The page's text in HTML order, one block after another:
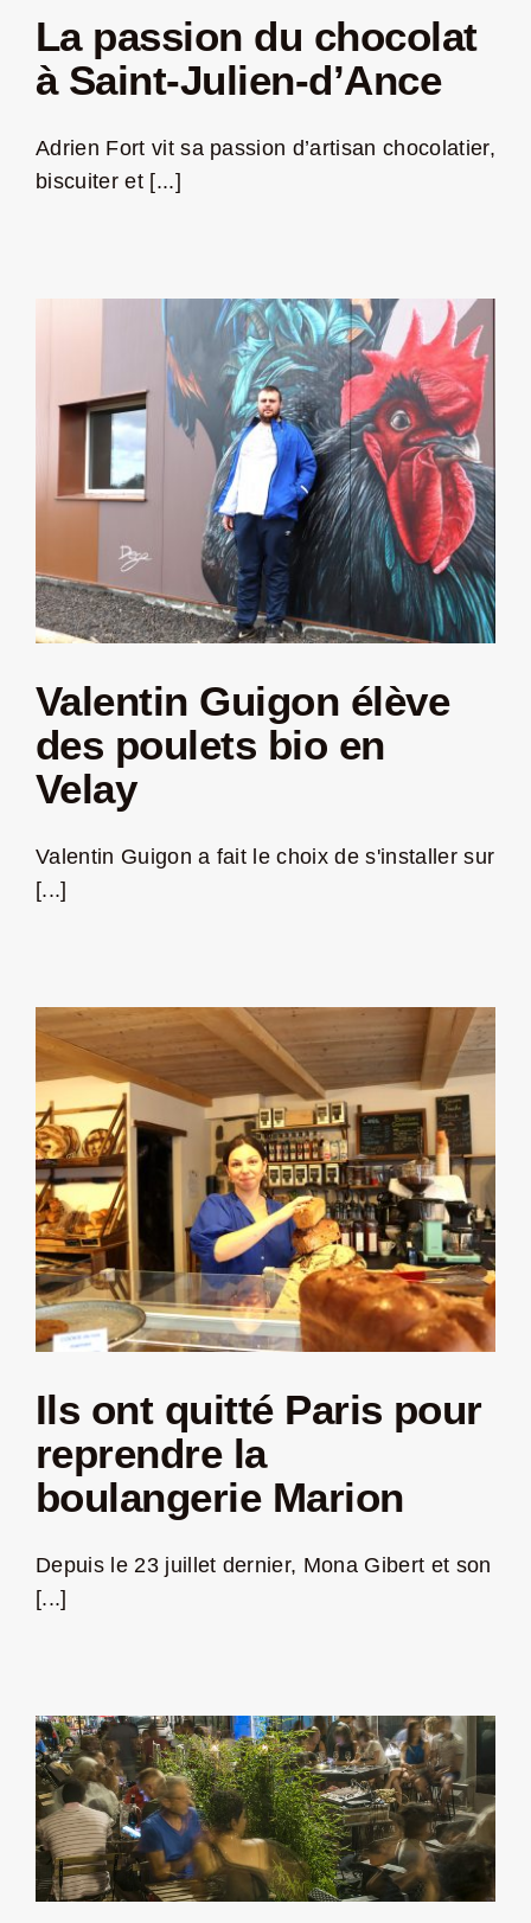
La passion du chocolat
à Saint-Julien-d’Ance
Adrien Fort vit sa passion d’artisan chocolatier,
biscuiter et [...]
Valentin Guigon élève
des poulets bio en
Velay
Valentin Guigon a fait le choix de s'installer sur
[...]
Ils ont quitté Paris pour
reprendre la
boulangerie Marion
Depuis le 23 juillet dernier, Mona Gibert et son
[...]